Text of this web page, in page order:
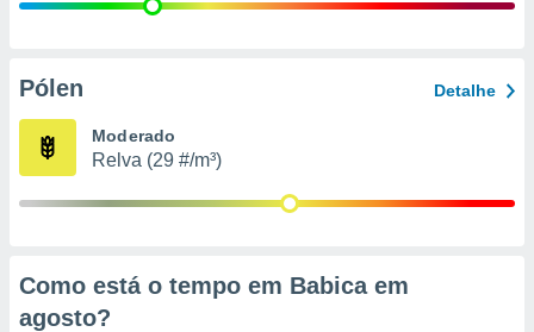
e
de
Pólen Detalhe
Moderado
Relva (29 #/m³)
Como está o tempo em Babica em
agosto?